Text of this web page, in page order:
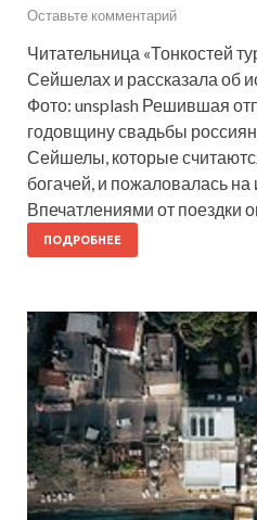
Оставьте комментарий
Читательница «Тонкостей
Сейшелах и рассказала об
Фото: unsplash Решившая
годовщину свадьбы
Сейшелы, которые
богачей, и пожаловалась
Впечатлениями от поездки
ПОДРОБНЕЕ